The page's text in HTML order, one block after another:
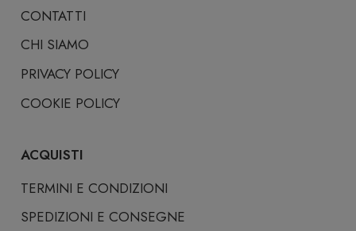
CONTATTI
CHI SIAMO
PRIVACY POLICY
COOKIE POLICY
ACQUISTI
TERMINI E CONDIZIONI
SPEDIZIONI E CONSEGNE